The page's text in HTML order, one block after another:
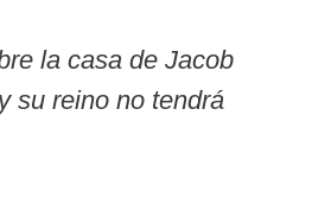
la casa de Jacob
su reino no tendrá